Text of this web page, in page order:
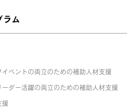
ラム
イベントの両立のための補助人材支援
ーダー活躍の両立のための補助人材支援
援